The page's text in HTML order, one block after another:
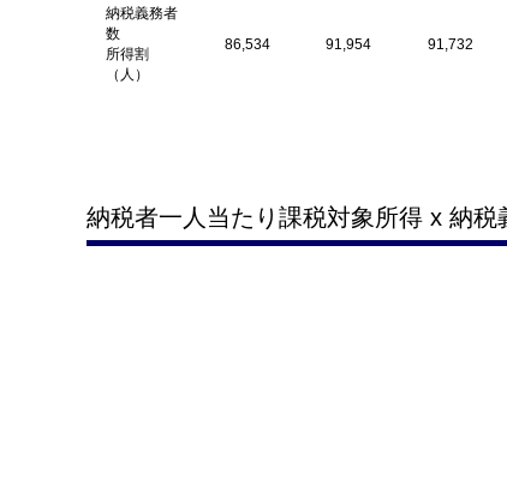
納税義務者
数
所得割
（人）
86,534 91,954 91,732
納税者一人当たり課税対象所得 x 納税